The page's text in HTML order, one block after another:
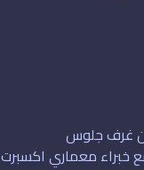
غرف جلوس
خبراء معماري اكسبرت